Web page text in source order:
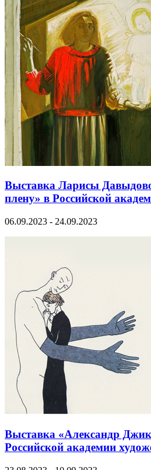
Выставка Ларисы
плену» в Российской
06.09.2023 - 24.09.2023
Выставка «Александр
Российской академии